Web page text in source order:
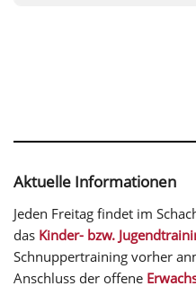
Aktuelle Informationen
Jeden Freitag findet im
das Kinder- bzw.
Schnuppertraining vorher
Anschluss der offene